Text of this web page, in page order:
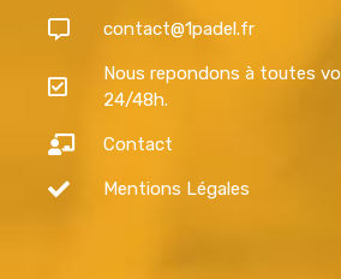
contact@1padel.fr
Nous repondons à toutes
24/48h.
Contact
Mentions Légales